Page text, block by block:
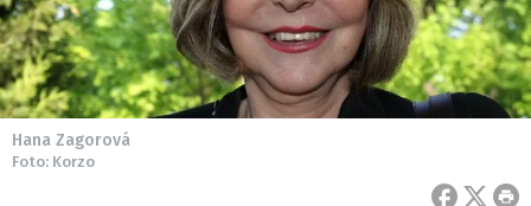
Hana Zagorová
Foto: Korzo